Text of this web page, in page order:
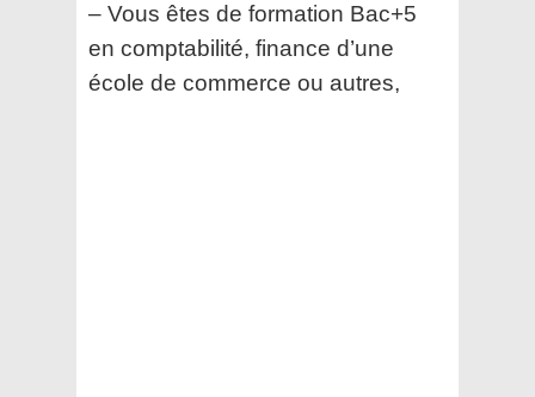
– Vous êtes de formation Bac+5
en comptabilité, finance d’une
école de commerce ou autres,